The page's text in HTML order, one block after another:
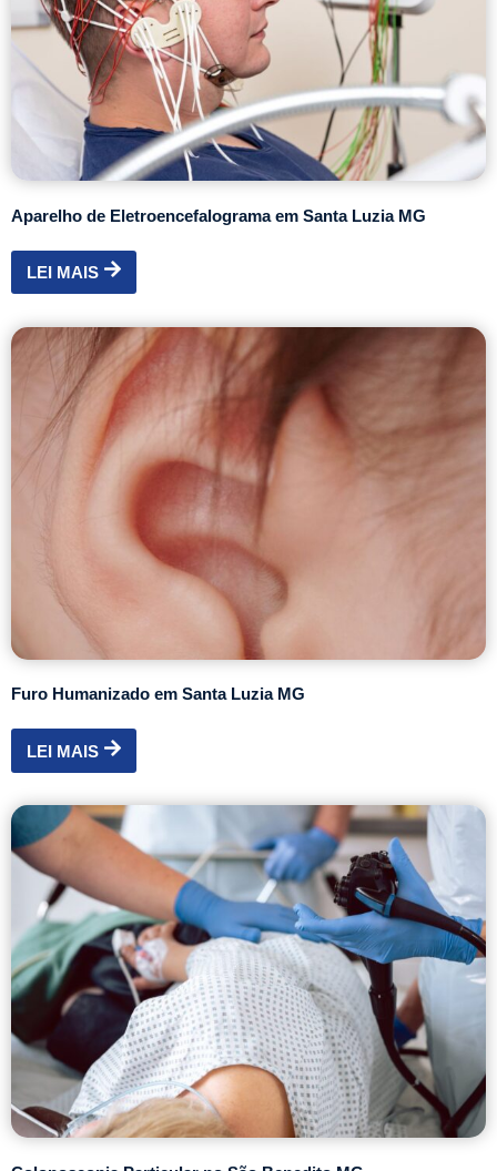
Aparelho de Eletroencefalograma em Santa Luzia MG
LEI MAIS
Furo Humanizado em Santa Luzia MG
LEI MAIS